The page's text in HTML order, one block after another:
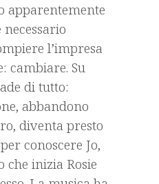
apparentemente
l’impresa
cambiare. Su
di tutto:
abbandono
diventa presto
conoscere Jo,
che inizia Rosie